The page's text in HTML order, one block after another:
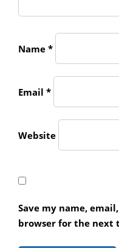
Name *
Email *
Website
Save my name,
browser for the next